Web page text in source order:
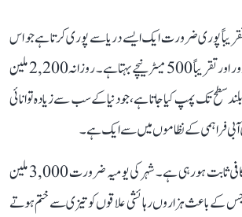
تقریباً پوری ضرورت ایک ایسے دریا سے پوری کرتا ہے جو اس
سے تقریباً 100 کلومیٹر دور اور تقریباً 500 میٹر نیچے بہتا ہے۔ روزانہ 2,200 ملین
بلند سطح تک پمپ کیا جاتا ہے، جو دنیا کے سب سے زیادہ توانائی
فراہمی کے نظاموں میں سے ایک ہے۔
اس کے باوجود یہ مقدار ناکافی ثابت ہو رہی ہے۔ شہر کی یومیہ ضرورت 3,000 ملین
جس کے باعث ہزاروں رہائشی علاقوں کو تیزی سے ختم ہوتے